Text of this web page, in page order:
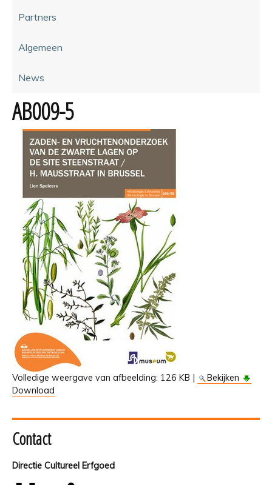
Partners
Algemeen
News
AB009-5
Volledige weergave van afbeelding: 126 KB |
Bekijken
Download
Contact
Directie Cultureel Erfgoed